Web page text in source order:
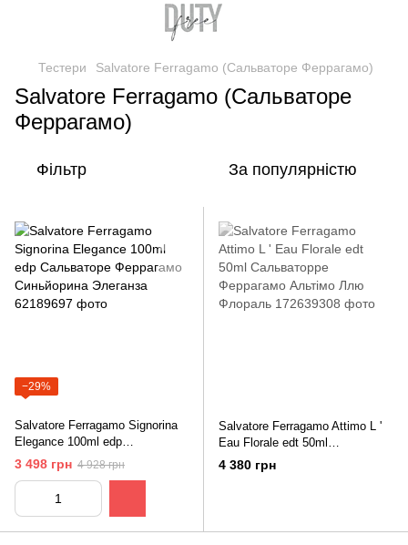
Тестери Salvatore Ferragamo (Сальваторе Феррагамо)
Salvatore Ferragamo (Сальваторе
Феррагамо)
Фільтр За популярністю
−29%
Salvatore Ferragamo Signorina
Elegance 100ml edp
Сальваторе Феррагамо
Синьйорина Элеганза
3 498 грн 4 928 грн
Salvatore Ferragamo Attimo L '
Eau Florale edt 50ml
Сальваторре Феррагамо
Альтімо Ллю Флораль
4 380 грн